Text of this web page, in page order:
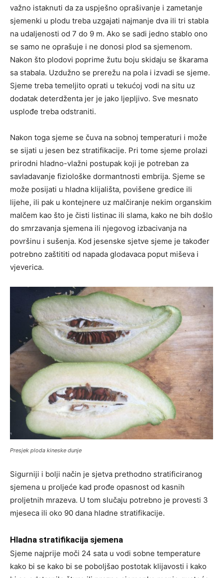
važno istaknuti da za uspješno oprašivanje i zametanje
sjemenki u plodu treba uzgajati najmanje dva ili tri stabla
na udaljenosti od 7 do 9 m. Ako se sadi jedno stablo ono
se samo ne oprašuje i ne donosi plod sa sjemenom.
Nakon što plodovi poprime žutu boju skidaju se škarama
sa stabala. Uzdužno se prerežu na pola i izvadi se sjeme.
Sjeme treba temeljito oprati u tekućoj vodi na situ uz
dodatak deterdženta jer je jako ljepljivo. Sve mesnato
usplođe treba odstraniti.
Nakon toga sjeme se čuva na sobnoj temperaturi i može
se sijati u jesen bez stratifikacije. Pri tome sjeme prolazi
prirodni hladno-vlažni postupak koji je potreban za
savladavanje fiziološke dormantnosti embrija. Sjeme se
može posijati u hladna klijališta, povišene gredice ili
lijehe, ili pak u kontejnere uz malčiranje nekim organskim
malčem kao što je čisti listinac ili slama, kako ne bih došlo
do smrzavanja sjemena ili njegovog izbacivanja na
površinu i sušenja. Kod jesenske sjetve sjeme je također
potrebno zaštititi od napada glodavaca poput miševa i
vjeverica.
Presjek ploda kineske dunje
Sigurniji i bolji način je sjetva prethodno stratificiranog
sjemena u proljeće kad prođe opasnost od kasnih
proljetnih mrazeva. U tom slučaju potrebno je provesti 3
mjeseca ili oko 90 dana hladne stratifikacije.
Hladna stratifikacija sjemena
Sjeme najprije moči 24 sata u vodi sobne temperature
kako bi se kako bi se poboljšao postotak klijavosti i kako